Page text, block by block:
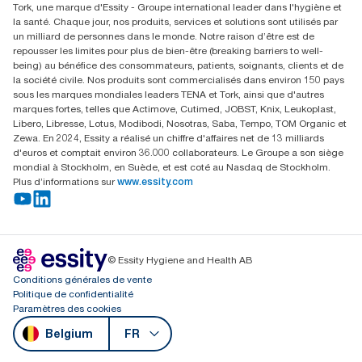
Essity Belgium NV
Berkenlaan 8B
1831 MACHELEN
Tork, une marque d'Essity - Groupe international leader dans l'hygiène et
la santé. Chaque jour, nos produits, services et solutions sont utilisés par
un milliard de personnes dans le monde. Notre raison d’être est de
repousser les limites pour plus de bien-être (breaking barriers to well-
being) au bénéfice des consommateurs, patients, soignants, clients et de
la société civile. Nos produits sont commercialisés dans environ 150 pays
sous les marques mondiales leaders TENA et Tork, ainsi que d'autres
marques fortes, telles que Actimove, Cutimed, JOBST, Knix, Leukoplast,
Libero, Libresse, Lotus, Modibodi, Nosotras, Saba, Tempo, TOM Organic et
Zewa. En 2024, Essity a réalisé un chiffre d'affaires net de 13 milliards
d'euros et comptait environ 36.000 collaborateurs. Le Groupe a son siège
mondial à Stockholm, en Suède, et est coté au Nasdaq de Stockholm.
Plus d’informations sur www.essity.com
© Essity Hygiene and Health AB
Conditions générales de vente
Politique de confidentialité
Paramètres des cookies
Belgium FR